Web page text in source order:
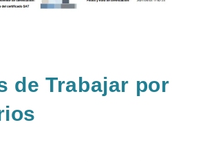
de Trabajar por